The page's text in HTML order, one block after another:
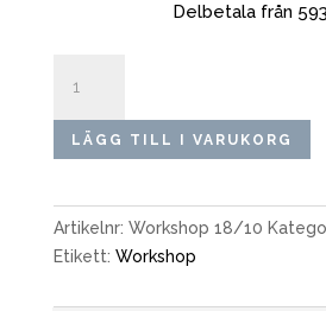
Delbetala från
halvdags
workshop
Merchandising
-
18
LÄGG TILL I VARUKORG
Artikelnr: Workshop 18/10
Etikett: Workshop